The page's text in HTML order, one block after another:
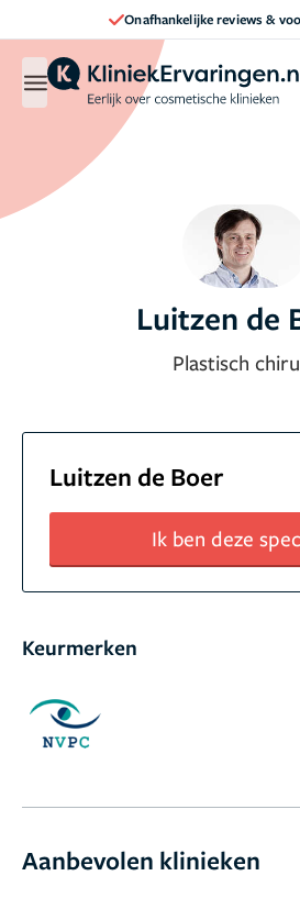
Onafhankelijke reviews & voor-
Luitzen de
Plastisch
Luitzen de Boer
Ik ben deze
Keurmerken
Aanbevolen klinieken